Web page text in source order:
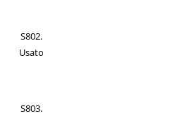
S802.
Usato
S803.